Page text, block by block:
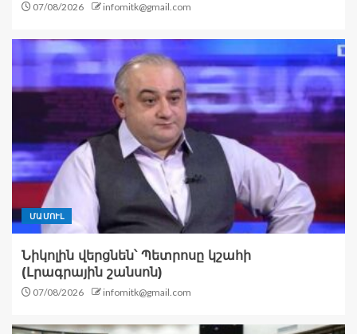
07/08/2026 infomitk@gmail.com
ՄԱՄՈՒԼ
Նիկոլին վերցնեն՝ Պետրոսը կշահի
(Լրագրային շանսոն)
07/08/2026 infomitk@gmail.com